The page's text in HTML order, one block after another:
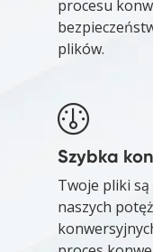
procesu
plików.
Szybka
Twoje pliki
naszych